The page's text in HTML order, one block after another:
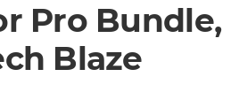
Pro Bundle,
Blaze